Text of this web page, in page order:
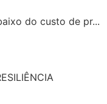
do custo de pr...